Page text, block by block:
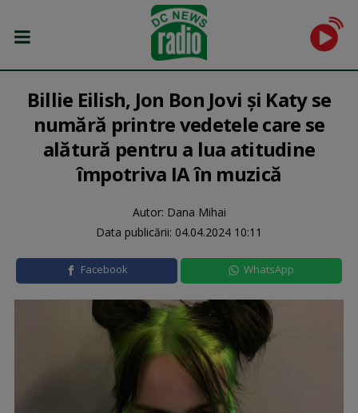
Billie Eilish, Jon Bon Jovi și Katy se
numără printre vedetele care se
alătură pentru a lua atitudine
împotriva IA în muzică
Autor: Dana Mihai
Data publicării: 04.04.2024 10:11
Facebook WhatsApp